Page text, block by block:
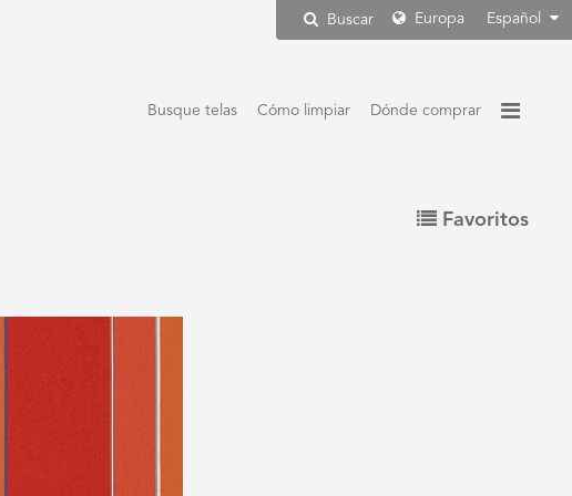
Buscar Europa Español
Busque telas Cómo limpiar Dónde comprar
Favoritos